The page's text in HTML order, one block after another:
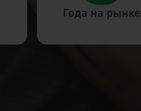
Года на рынке